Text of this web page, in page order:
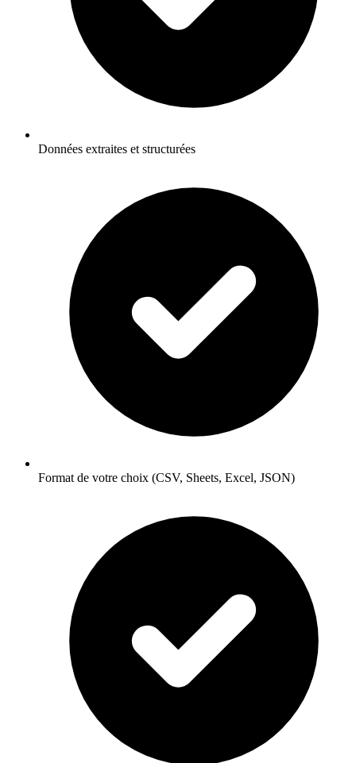
Données extraites et structurées
Format de votre choix (CSV, Sheets, Excel, JSON)